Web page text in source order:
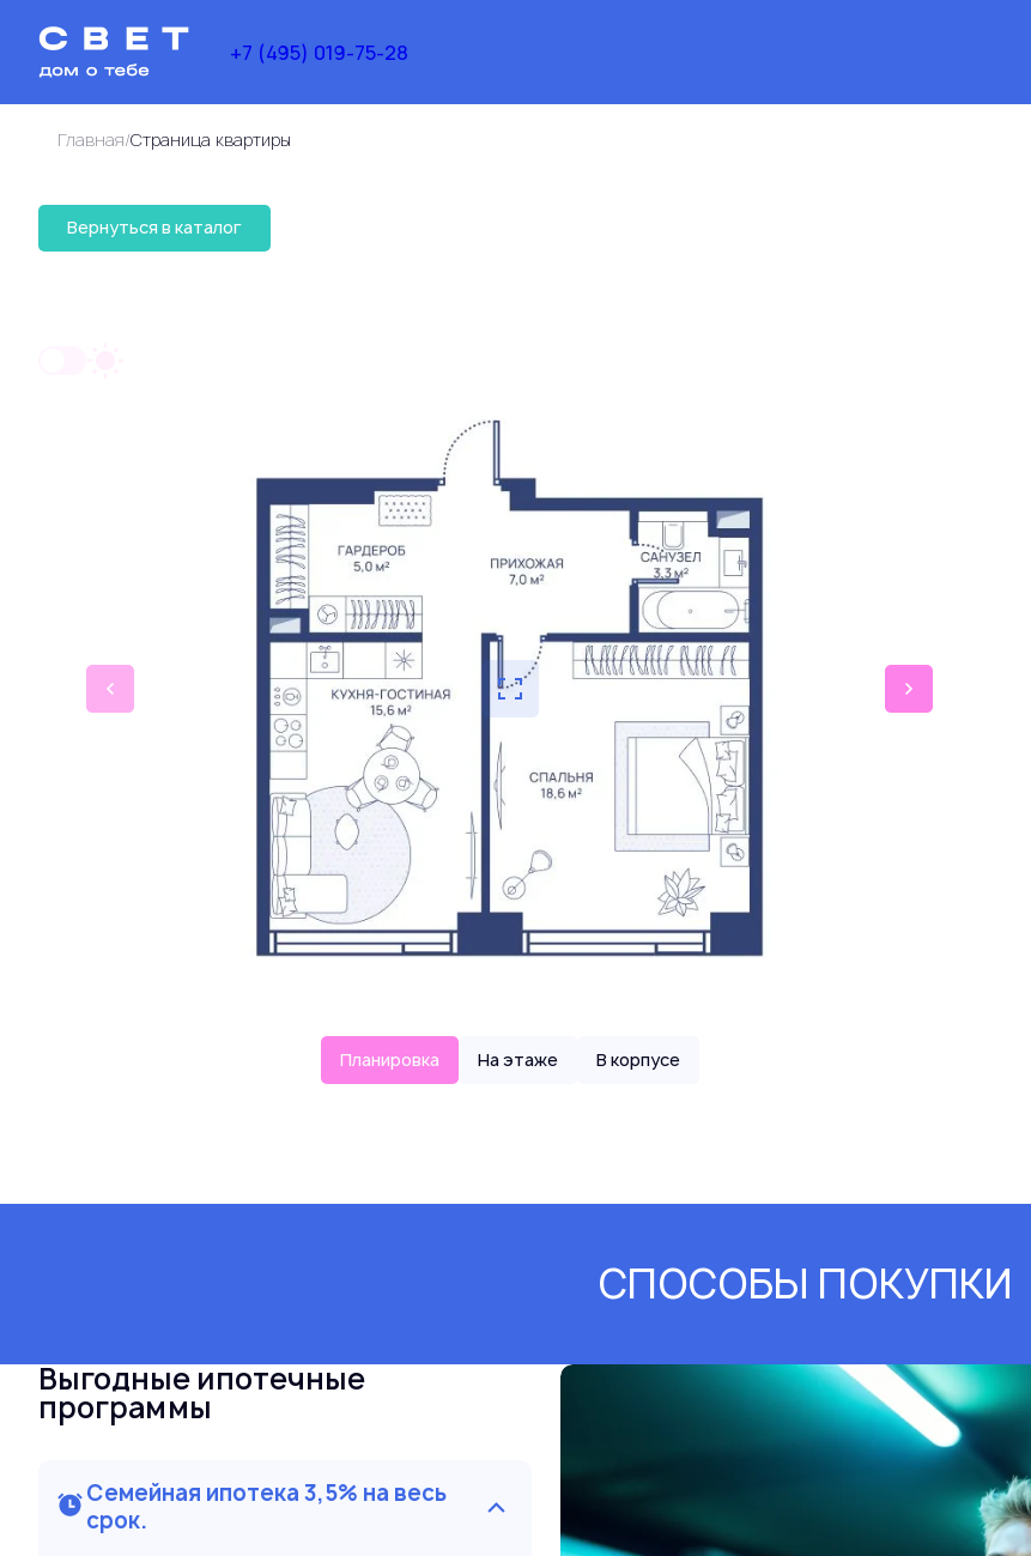
+7 (495) 019-75-28
Главная/Cтраница квартиры
Вернуться в каталог
1-комнатная49.5 м
Планировка На этаже В корпусе
СПОСОБЫ ПОКУПКИ
Выгодные ипотечные
программы
Семейная ипотека 3,5% на весь
срок.